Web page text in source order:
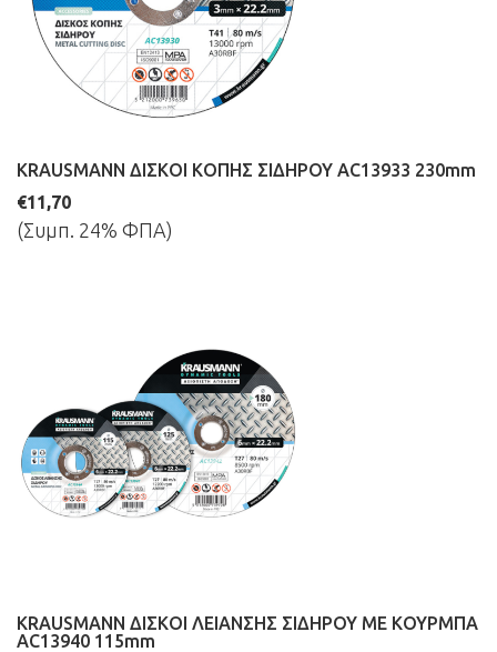
KRAUSMANN ΔΙΣΚΟΙ ΚΟΠΗΣ ΣΙΔΗΡΟΥ AC13933 230mm
€11,70
(Συμπ. 24% ΦΠΑ)
KRAUSMANN ΔΙΣΚΟΙ ΛΕΙΑΝΣΗΣ ΣΙΔΗΡΟΥ ΜΕ ΚΟΥΡΜΠΑ
AC13940 115mm